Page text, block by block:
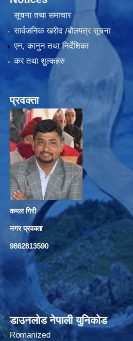
सूचना तथा समाचार
सार्वजनिक खरीद /बोलपत्र सूचना
एन, कानुन तथा निर्देशिका
कर तथा शुल्कहरु
प्रवक्ता
कमल गिरी
नगर प्रवक्ता
9862813590
डाउनलोड नेपाली युनिकोड
Romanized